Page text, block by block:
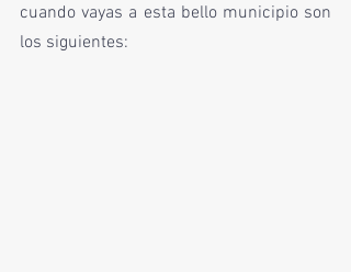
cuando vayas a esta bello municipio son
los siguientes: